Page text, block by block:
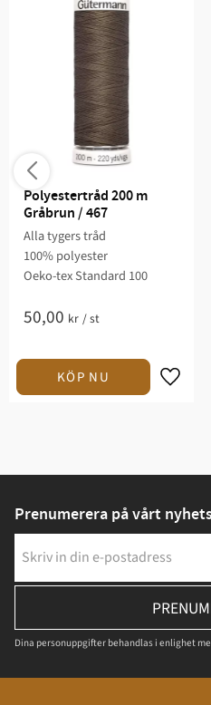
Polyestertråd 200 m
Gråbrun / 467
Alla tygers tråd
100% polyester
Oeko-tex Standard 100
50,00 kr /st
Prenumerera på vårt
Dina personuppgifter behandlas i enlighet